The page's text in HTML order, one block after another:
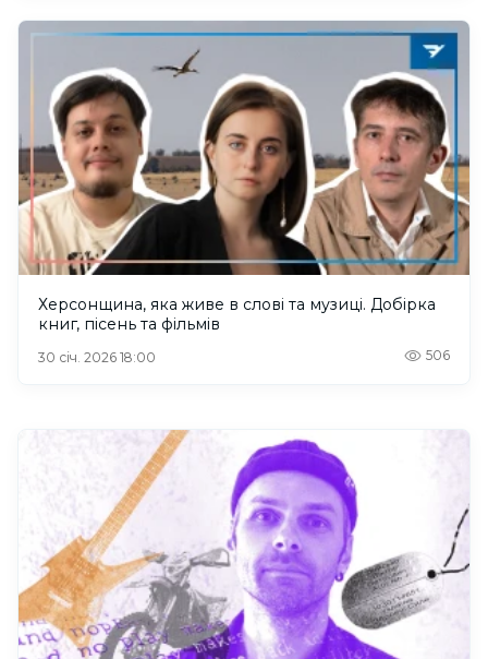
Херсонщина, яка живе в слові та музиці. Добірка
книг, пісень та фільмів
30 січ. 2026 18:00 506